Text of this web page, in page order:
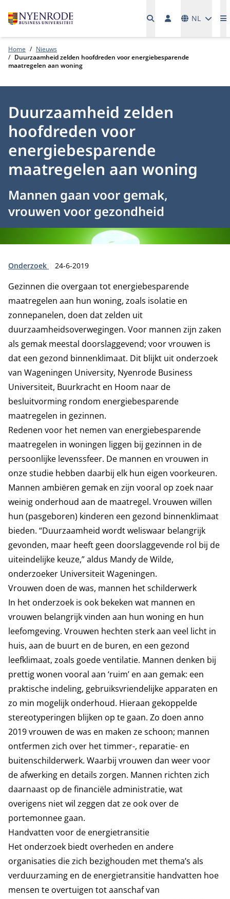
NL
Home
Nieuws
Duurzaamheid zelden hoofdreden voor energiebesparende
maatregelen aan woning
Duurzaamheid zelden
hoofdreden voor
energiebesparende
maatregelen aan woning
Mannen gaan voor gemak,
vrouwen voor gezondheid
Type:
Onderzoek Publicatiedatum:
24-6-2019
Gezinnen die overgaan tot energiebesparende
maatregelen aan hun woning, zoals isolatie en
zonnepanelen, doen dat zelden uit
duurzaamheidsoverwegingen. Voor mannen zijn zaken
als gemak meestal doorslaggevend; voor vrouwen is
dat een gezond binnenklimaat. Dit blijkt uit onderzoek
van Wageningen University, Nyenrode Business
Universiteit, Buurkracht en Hoom naar de
besluitvorming rondom energiebesparende
maatregelen in gezinnen.
Redenen voor het nemen van energiebesparende
maatregelen in woningen liggen bij gezinnen in de
persoonlijke levenssfeer. De mannen en vrouwen in
onze studie hebben daarbij elk hun eigen voorkeuren.
Mannen ambiëren gemak en zijn vooral op zoek naar
weinig onderhoud aan de maatregel. Vrouwen willen
hun (pasgeboren) kinderen een gezond binnenklimaat
bieden. “Duurzaamheid wordt weliswaar belangrijk
gevonden, maar heeft geen doorslaggevende rol bij de
uiteindelijke keuze,” aldus Mandy de Wilde,
onderzoeker Universiteit Wageningen.
Vrouwen doen de was, mannen het schilderwerk
In het onderzoek is ook bekeken wat mannen en
vrouwen belangrijk vinden aan hun woning en hun
leefomgeving. Vrouwen hechten sterk aan veel licht in
huis, aan de buurt en de buren, en een gezond
leefklimaat, zoals goede ventilatie. Mannen denken bij
prettig wonen vooral aan ‘ruim’ en aan gemak: een
praktische indeling, gebruiksvriendelijke apparaten en
zo min mogelijk onderhoud. Hieraan gekoppelde
stereotyperingen blijken op te gaan. Zo doen anno
2019 vrouwen de was en maken ze schoon; mannen
ontfermen zich over het timmer-, reparatie- en
buitenschilderwerk. Waarbij vrouwen dan weer voor
de afwerking en details zorgen. Mannen richten zich
daarnaast op de financiële administratie, wat
overigens niet wil zeggen dat ze ook over de
portemonnee gaan.
Handvatten voor de energietransitie
Het onderzoek biedt overheden en andere
organisaties die zich bezighouden met thema’s als
verduurzaming en de energietransitie handvatten hoe
mensen te overtuigen tot aanschaf van